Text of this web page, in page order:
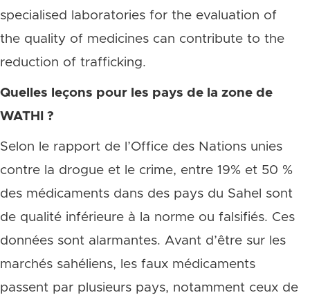
specialised laboratories for the evaluation of
the quality of medicines can contribute to the
reduction of trafficking.
Quelles leçons pour les pays de la zone de
WATHI ?
Selon le rapport de l’Office des Nations unies
contre la drogue et le crime, entre 19% et 50 %
des médicaments dans des pays du Sahel sont
de qualité inférieure à la norme ou falsifiés. Ces
données sont alarmantes. Avant d’être sur les
marchés sahéliens, les faux médicaments
passent par plusieurs pays, notamment ceux de